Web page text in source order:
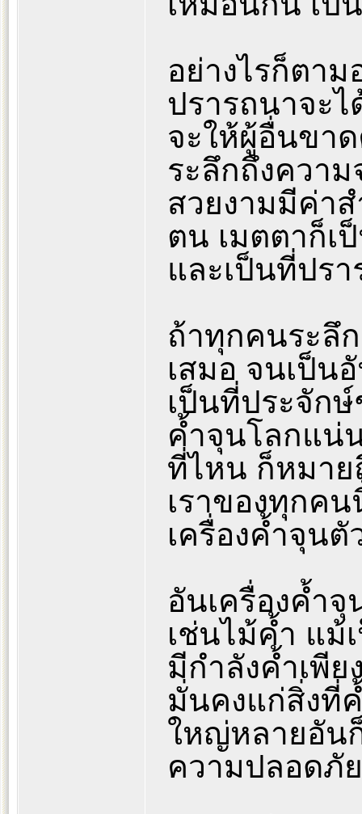
อย่างไรก็ตา
ปรารถนาจะ
จะให้ผู้อื่นขา
ระลึกถึงความ
สวยงามมีค่า
ตน เมตตาก็เ
และเป็นที่ปร
ถ้าทุกคนระลึ
เสมอ จนเป็น
เป็นที่ประจักษ์
ค้ำจุนโลกแน่
ที่ไหน ก็หมาย
เราของทุกค
เครื่องค้ำจุน
อันเครื่องค้ำ
เช่นไม้ค้ำ แม้
มีกำลังค้ำเพี
มั่นคงแก่สิ่งที่
ใหญ่หลายอัน
ความปลอดภั